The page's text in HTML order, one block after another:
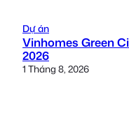
Dự án
Vinhomes Green
2026
1 Tháng 8, 2026